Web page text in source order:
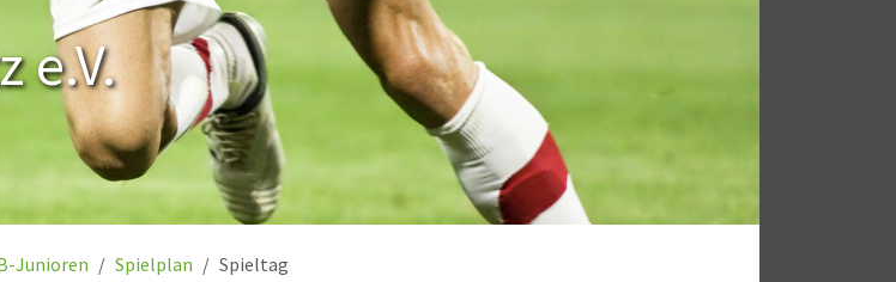
e.V.
Junioren Spielplan Spieltag